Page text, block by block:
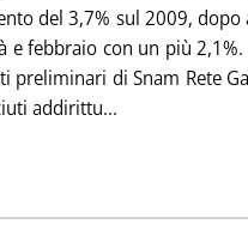
del 3,7% sul 2009, dopo
e febbraio con un più
preliminari di Snam Rete
addirittu...